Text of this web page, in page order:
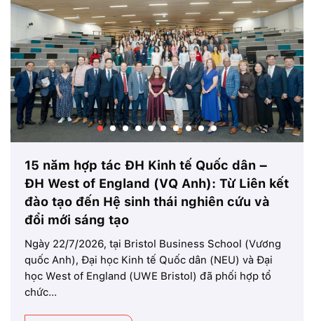
15 năm hợp tác ĐH Kinh tế Quốc dân –
ĐH West of England (VQ Anh): Từ Liên kết
đào tạo đến Hệ sinh thái nghiên cứu và
đổi mới sáng tạo
Ngày 22/7/2026, tại Bristol Business School (Vương
quốc Anh), Đại học Kinh tế Quốc dân (NEU) và Đại
học West of England (UWE Bristol) đã phối hợp tổ
chức...